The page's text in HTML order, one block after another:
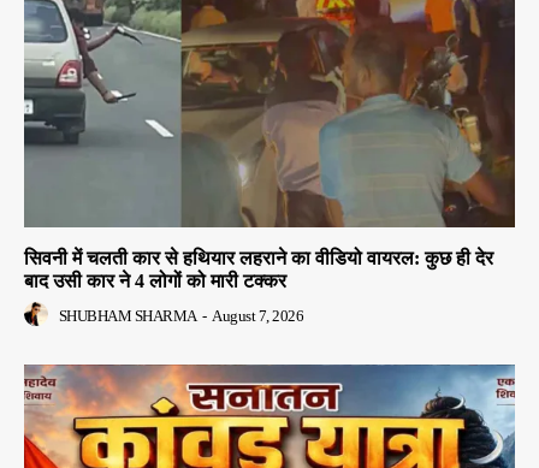
सिवनी में चलती कार से हथियार लहराने का वीडियो वायरल: कुछ ही देर
बाद उसी कार ने 4 लोगों को मारी टक्कर
SHUBHAM SHARMA - August 7, 2026